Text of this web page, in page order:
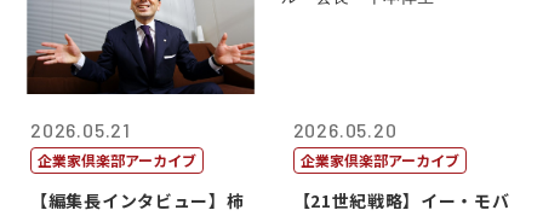
2026.05.21
企業家倶楽部アーカイブ
【編集長インタビュー】柿
2026.05.20
企業家倶楽部アーカイブ
【21世紀戦略】イー・モバ